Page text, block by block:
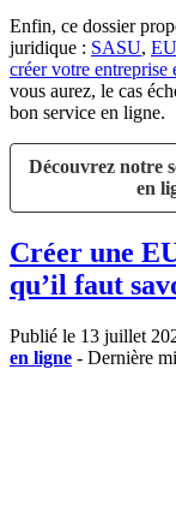
Enfin, ce dossier
juridique : SASU,
créer votre entreprise
vous aurez, le cas
bon service en ligne.
Découvrez notre
en
Créer une
qu’il faut
Publié le 13 juillet
en ligne - Dernière